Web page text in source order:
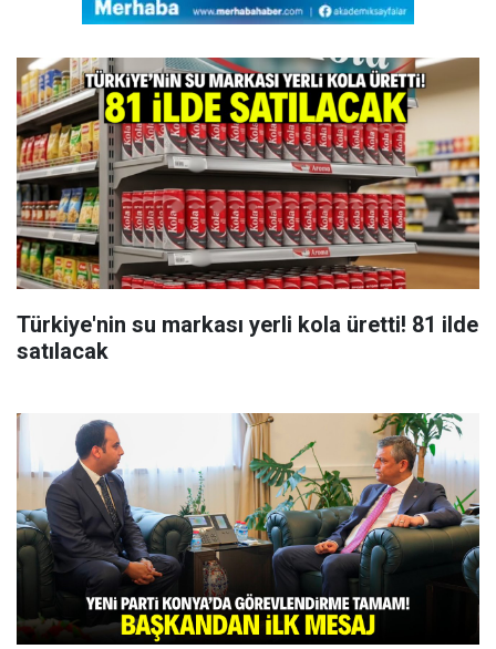
Türkiye'nin su markası yerli kola üretti! 81 ilde
satılacak